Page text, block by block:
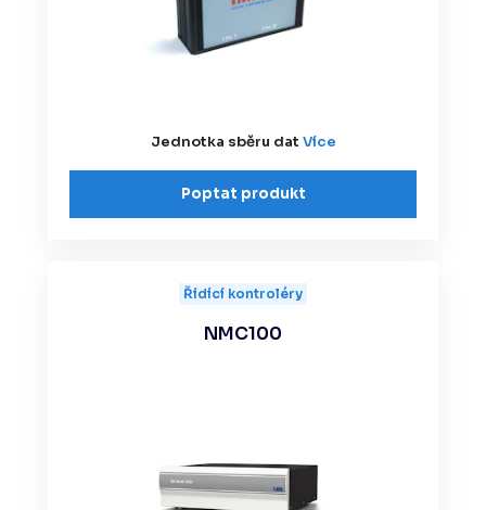
Jednotka sběru dat Více
Poptat produkt
Řídící kontroléry
NMC100